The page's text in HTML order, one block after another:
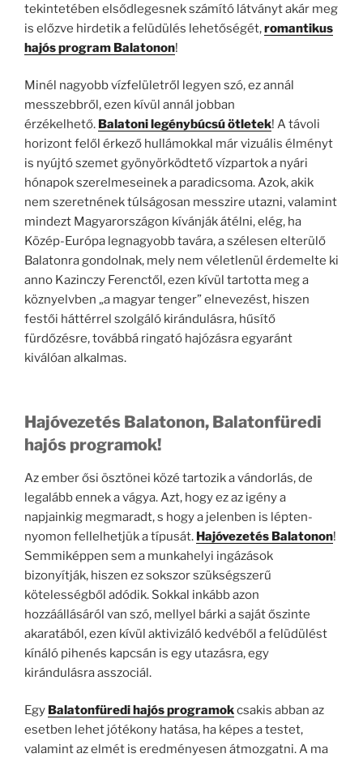
tekintetében elsődlegesnek számító látványt akár meg
is előzve hirdetik a felüdülés lehetőségét,romantikus
hajós program Balatonon!
Minél nagyobb vízfelületről legyen szó, ez annál
messzebbről, ezen kívül annál jobban
érzékelhető. Balatoni legénybúcsú ötletek! A távoli
horizont felől érkező hullámokkal már vizuális élményt
is nyújtó szemet gyönyörködtető vízpartok a nyári
hónapok szerelmeseinek a paradicsoma. Azok, akik
nem szeretnének túlságosan messzire utazni, valamint
mindezt Magyarországon kívánják átélni, elég, ha
Közép-Európa legnagyobb tavára, a szélesen elterülő
Balatonra gondolnak, mely nem véletlenül érdemelte ki
anno Kazinczy Ferenctől, ezen kívül tartotta meg a
köznyelvben „a magyar tenger” elnevezést, hiszen
festői háttérrel szolgáló kirándulásra, hűsítő
fürdőzésre, továbbá ringató hajózásra egyaránt
kiválóan alkalmas.
Hajóvezetés Balatonon, Balatonfüredi
hajós programok!
Az ember ősi ösztönei közé tartozik a vándorlás, de
legalább ennek a vágya. Azt, hogy ez az igény a
napjainkig megmaradt, s hogy a jelenben is lépten-
nyomon fellelhetjük a típusát. Hajóvezetés Balatonon!
Semmiképpen sem a munkahelyi ingázások
bizonyítják, hiszen ez sokszor szükségszerű
kötelességből adódik. Sokkal inkább azon
hozzáállásáról van szó, mellyel bárki a saját őszinte
akaratából, ezen kívül aktivizáló kedvéből a felüdülést
kínáló pihenés kapcsán is egy utazásra, egy
kirándulásra asszociál.
Egy Balatonfüredi hajós programokcsakis abban az
esetben lehet jótékony hatása, ha képes a testet,
valamint az elmét is eredményesen átmozgatni. A ma